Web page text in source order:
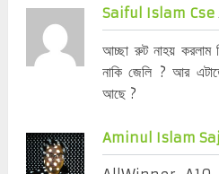
Saiful Islam Cse
আচ্ছা রুট নাহয় করলাম
নাকি জেলি ? আর
আছে ?
Aminul Islam